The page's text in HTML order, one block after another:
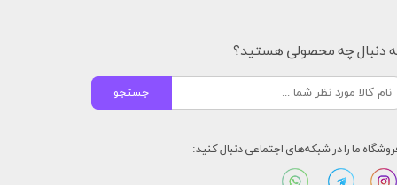
دنبال چه محصولی هستید؟
جستجو
ما را در شبکه‌های اجتماعی دنبال کنید: